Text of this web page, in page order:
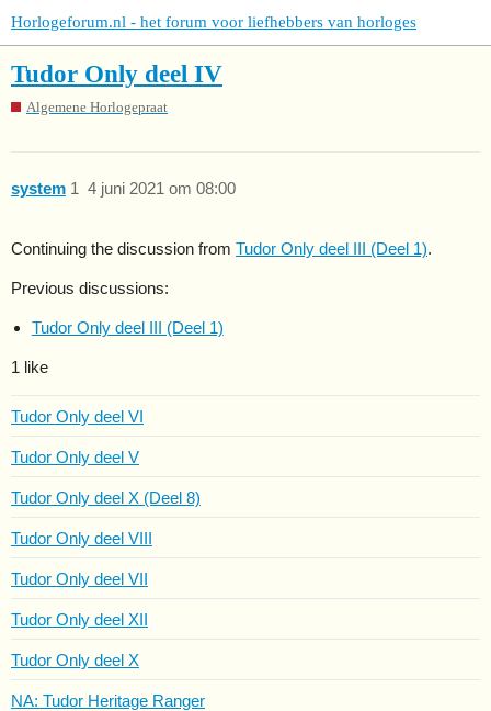
Horlogeforum.nl - het forum voor liefhebbers van horloges
Tudor Only deel IV
Algemene Horlogepraat
system 4 juni 2021 om 08:00
1
Continuing the discussion from Tudor Only deel III (Deel 1).
Previous discussions:
Tudor Only deel III (Deel 1)
1 like
Tudor Only deel VI
Tudor Only deel V
Tudor Only deel X (Deel 8)
Tudor Only deel VIII
Tudor Only deel VII
Tudor Only deel XII
Tudor Only deel X
NA: Tudor Heritage Ranger